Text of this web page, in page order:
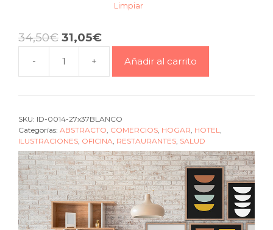
Limpiar
34,50€ 31,05€
-
Cuadro
2
Bowls
back
multi
cantidad
+ Añadir al carrito
SKU: ID-0014-27x37BLANCO
Categorías: ABSTRACTO COMERCIOS HOGAR HOTEL
ILUSTRACIONES OFICINA RESTAURANTES SALUD